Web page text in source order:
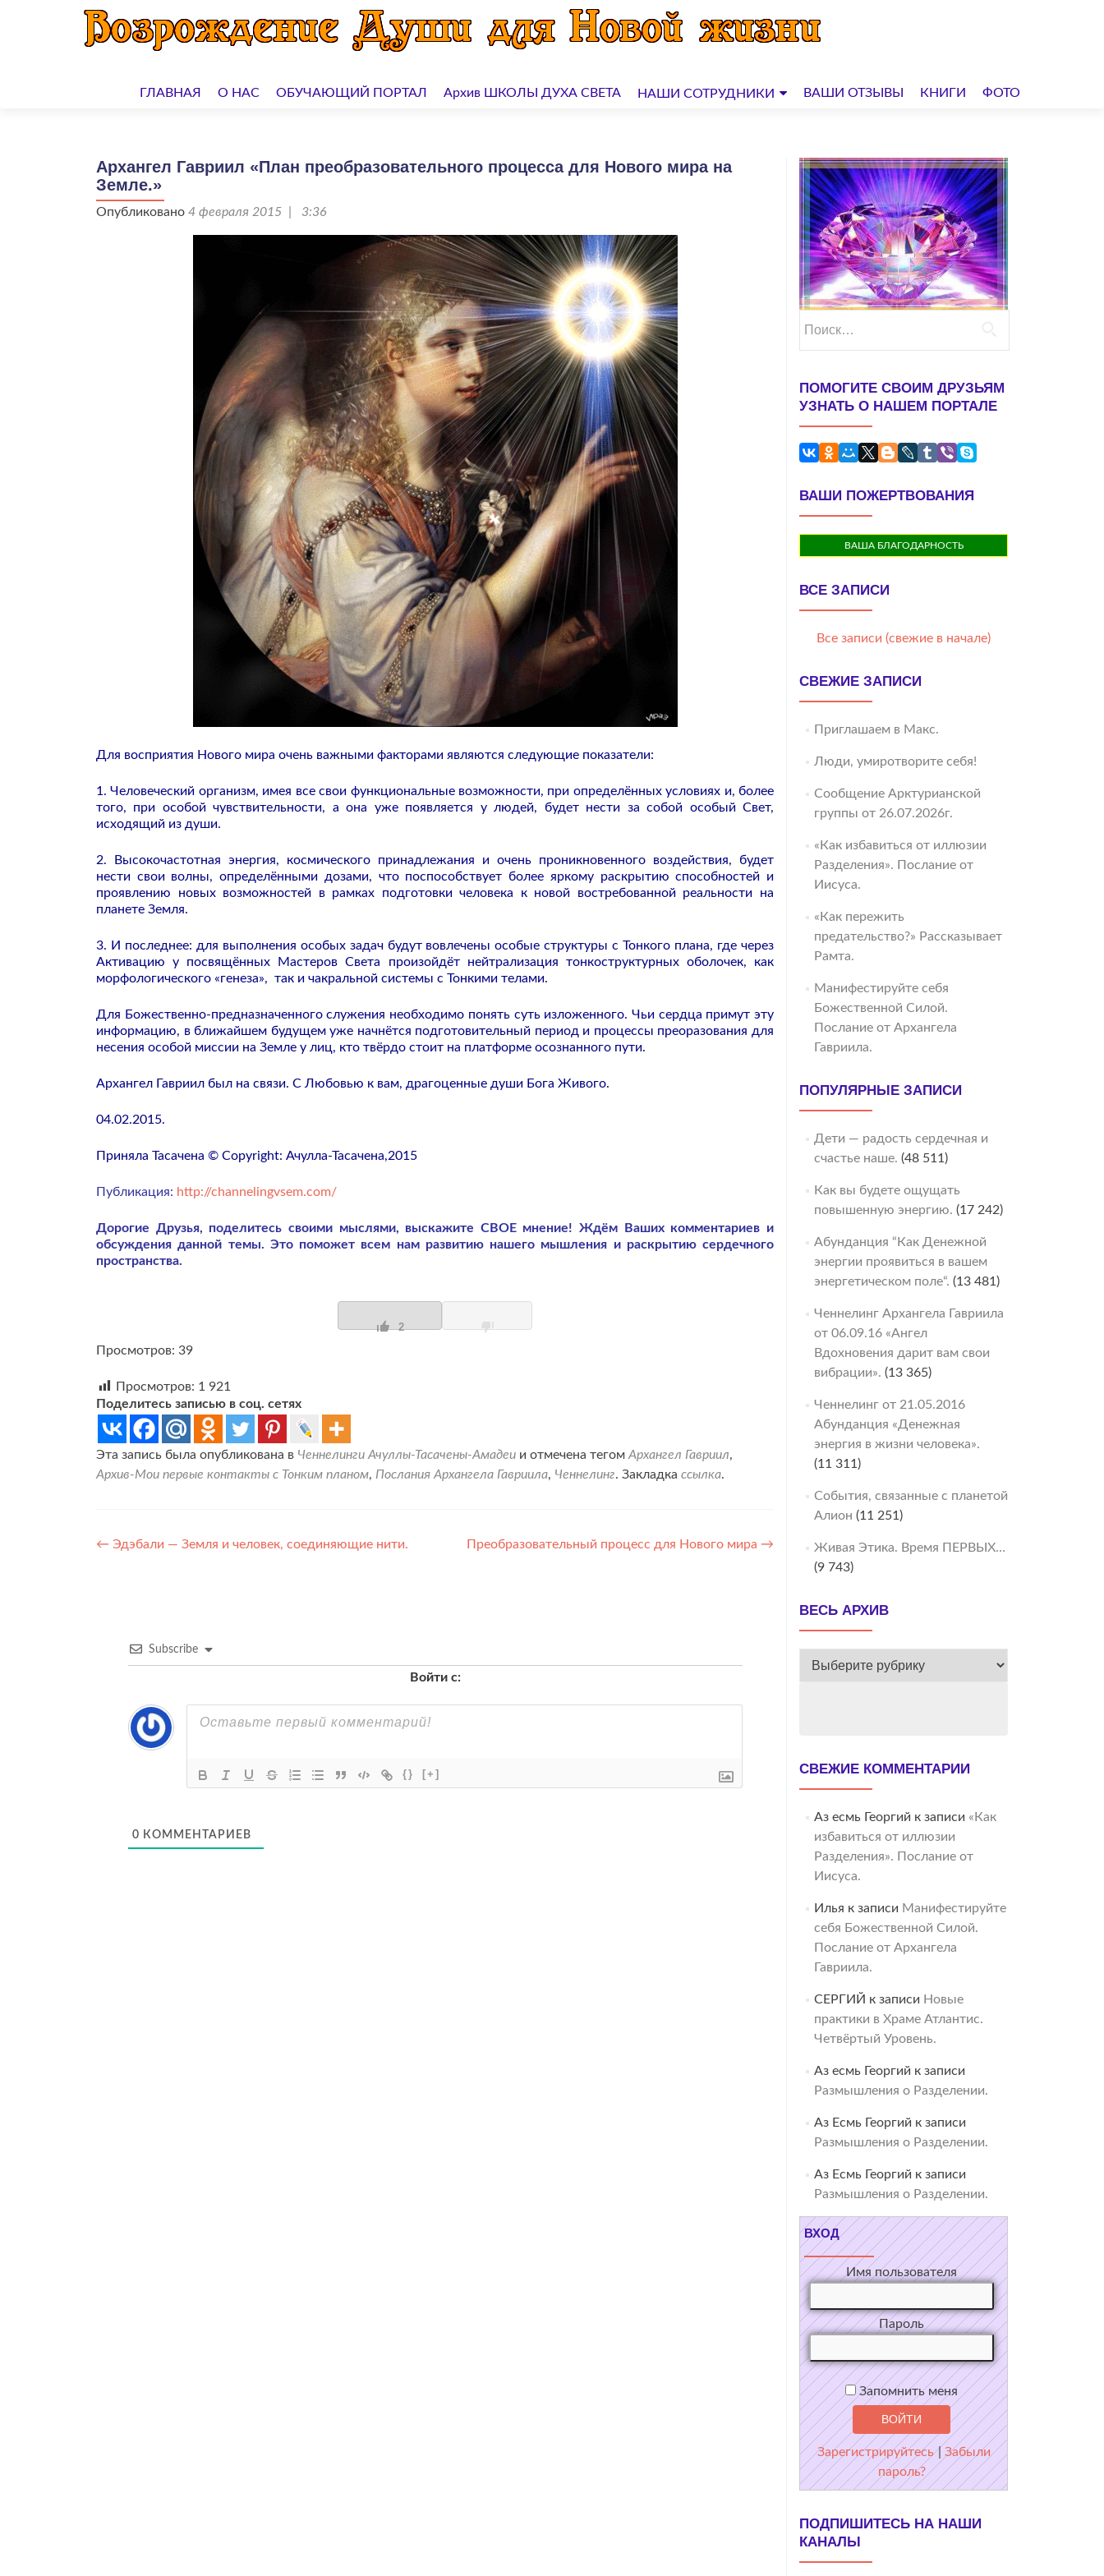
кГЛАВНАЯ О НАС ОБУЧАЮЩИЙ ПОРТАЛ Архив ШКОЛЫ ДУХА СВЕТА НАШИ СОТРУДНИКИ ВАШИ ОТЗЫВЫ КНИГИ ФОТО
Архангел Гавриил «План преобразовательного процесса для Нового мира на
Земле.»
Опубликовано 4 февраля 2015 | 3:36
Для восприятия Нового мира очень важными факторами являются следующие показатели:
1. Человеческий организм, имея все свои функциональные возможности, при определённых условиях и, более
того, при особой чувствительности, а она уже появляется у людей, будет нести за собой особый Свет,
исходящий из души.
2. Высокочастотная энергия, космического принадлежания и очень проникновенного воздействия, будет
нести свои волны, определёнными дозами, что поспособствует более яркому раскрытию способностей и
проявлению новых возможностей в рамках подготовки человека к новой востребованной реальности на
планете Земля.
3. И последнее: для выполнения особых задач будут вовлечены особые структуры с Тонкого плана, где через
Активацию у посвящённых Мастеров Света произойдёт нейтрализация тонкоструктурных оболочек, как
морфологического «генеза», так и чакральной системы с Тонкими телами.
Для Божественно-предназначенного служения необходимо понять суть изложенного. Чьи сердца примут эту
информацию, в ближайшем будущем уже начнётся подготовительный период и процессы преоразования для
несения особой миссии на Земле у лиц, кто твёрдо стоит на платформе осознанного пути.
Архангел Гавриил был на связи. С Любовью к вам, драгоценные души Бога Живого.
04.02.2015.
Приняла Тасачена © Copyright: Ачулла-Тасачена,2015
Публикация: http://channelingvsem.com/
Дорогие Друзья, поделитесь своими мыслями, выскажите СВОЕ мнение! Ждём Ваших комментариев и
обсуждения данной темы. Это поможет всем нам развитию нашего мышления и раскрытию сердечного
пространства.
2
Просмотров: 39
Просмотров: 1 921
Поделитесь записью в соц. сетях
Эта запись была опубликована в Ченнелинги Ачуллы-Тасачены-Амадеи и отмечена тегом Архангел Гавриил,
Архив-Мои первые контакты с Тонким планом, Послания Архангела Гавриила, Ченнелинг. Закладка ссылка.
Навигация
← Эдэбали — Земля и человек, соединяющие нити. Преобразовательный процесс для Нового мира →
Subscribe
Войти с:
{} [+]
0 КОММЕНТАРИЕВ
ПОМОГИТЕ СВОИМ ДРУЗЬЯМ
УЗНАТЬ О НАШЕМ ПОРТАЛЕ
ВАШИ ПОЖЕРТВОВАНИЯ
ВАША БЛАГОДАРНОСТЬ
ВСЕ ЗАПИСИ
Все записи (свежие в начале)
СВЕЖИЕ ЗАПИСИ
Приглашаем в Макс.
Люди, умиротворите себя!
Сообщение Арктурианской
группы от 26.07.2026г.
«Как избавиться от иллюзии
Разделения». Послание от
Иисуса.
«Как пережить
предательство?» Рассказывает
Рамта.
Манифестируйте себя
Божественной Силой.
Послание от Архангела
Гавриила.
ПОПУЛЯРНЫЕ ЗАПИСИ
Дети — радость сердечная и
счастье наше. (48 511)
Как вы будете ощущать
повышенную энергию. (17 242)
Абунданция “Как Денежной
энергии проявиться в вашем
энергетическом поле“. (13 481)
Ченнелинг Архангела Гавриила
от 06.09.16 «Ангел
Вдохновения дарит вам свои
вибрации». (13 365)
Ченнелинг от 21.05.2016
Абунданция «Денежная
энергия в жизни человека».
(11 311)
События, связанные с планетой
Алион (11 251)
Живая Этика. Время ПЕРВЫХ…
(9 743)
ВЕСЬ АРХИВ
ВЕСЬ
СВЕЖИЕ КОММЕНТАРИИ
Аз есмь Георгий к записи «Как
избавиться от иллюзии
Разделения». Послание от
Иисуса.
Илья к записи Манифестируйте
себя Божественной Силой.
Послание от Архангела
Гавриила.
СЕРГИЙ к записи Новые
практики в Храме Атлантис.
Четвёртый Уровень.
Аз есмь Георгий к записи
Размышления о Разделении.
Аз Есмь Георгий к записи
Размышления о Разделении.
Аз Есмь Георгий к записи
Размышления о Разделении.
ВХОД
Имя пользователя
Пароль
Запомнить меня
Зарегистрируйтесь | Забыли
пароль?
ПОДПИШИТЕСЬ НА НАШИ
КАНАЛЫ